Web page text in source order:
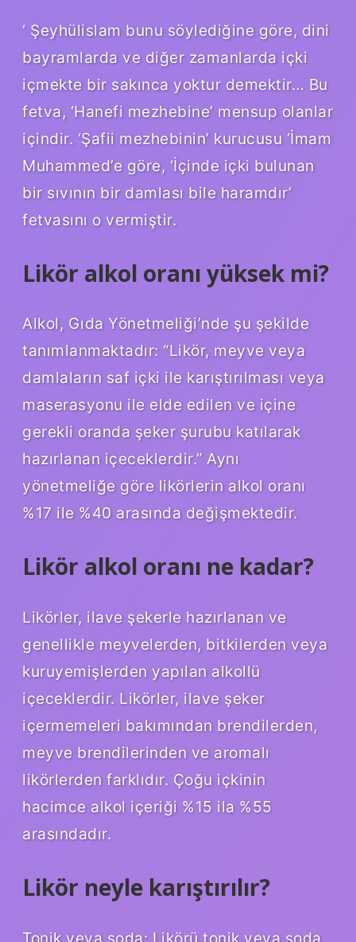
‘ Şeyhülislam bunu söylediğine göre, dini
bayramlarda ve diğer zamanlarda içki
içmekte bir sakınca yoktur demektir… Bu
fetva, ‘Hanefi mezhebine’ mensup olanlar
içindir. ‘Şafii mezhebinin’ kurucusu ‘İmam
Muhammed’e göre, ‘İçinde içki bulunan
bir sıvının bir damlası bile haramdır’
fetvasını o vermiştir.
Likör alkol oranı yüksek mi?
Alkol, Gıda Yönetmeliği’nde şu şekilde
tanımlanmaktadır: “Likör, meyve veya
damlaların saf içki ile karıştırılması veya
maserasyonu ile elde edilen ve içine
gerekli oranda şeker şurubu katılarak
hazırlanan içeceklerdir.” Aynı
yönetmeliğe göre likörlerin alkol oranı
%17 ile %40 arasında değişmektedir.
Likör alkol oranı ne kadar?
Likörler, ilave şekerle hazırlanan ve
genellikle meyvelerden, bitkilerden veya
kuruyemişlerden yapılan alkollü
içeceklerdir. Likörler, ilave şeker
içermemeleri bakımından brendilerden,
meyve brendilerinden ve aromalı
likörlerden farklıdır. Çoğu içkinin
hacimce alkol içeriği %15 ila %55
arasındadır.
Likör neyle karıştırılır?
Tonik veya soda: Likörü tonik veya soda